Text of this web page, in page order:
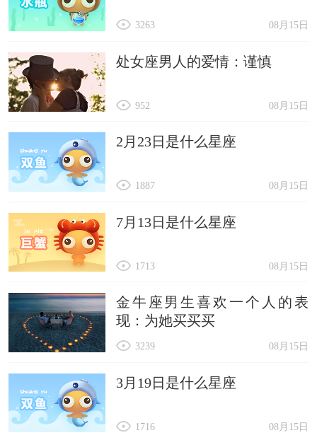
08月15日
3263
处女座男人的爱情：谨慎
08月15日
952
2月23日是什么星座
08月15日
1887
7月13日是什么星座
08月15日
1713
金牛座男生喜欢一个人的表
现：为她买买买
08月15日
3239
3月19日是什么星座
08月15日
1716